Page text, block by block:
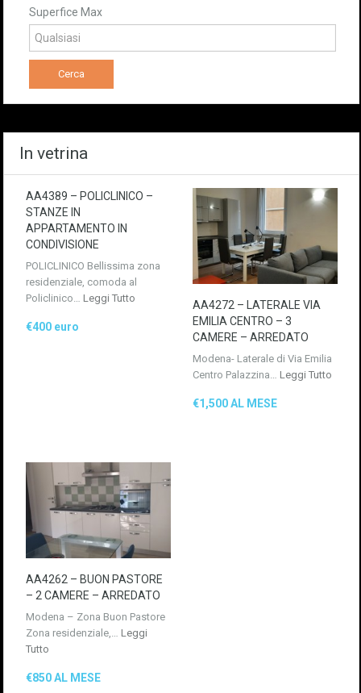
Superfice Max
In vetrina
AA4389 – POLICLINICO –
STANZE IN
APPARTAMENTO IN
CONDIVISIONE
POLICLINICO Bellissima zona
residenziale, comoda al
Policlinico… Leggi Tutto
€400 euro
AA4272 – LATERALE VIA
EMILIA CENTRO – 3
CAMERE – ARREDATO
Modena- Laterale di Via Emilia
Centro Palazzina… Leggi Tutto
€1,500 AL MESE
AA4262 – BUON PASTORE
– 2 CAMERE – ARREDATO
Modena – Zona Buon Pastore
Zona residenziale,… Leggi
Tutto
€850 AL MESE